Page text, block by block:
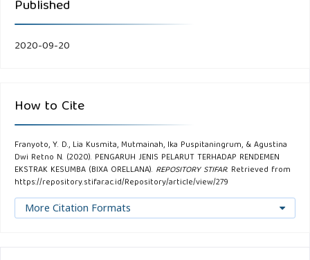
Published
2020-09-20
How to Cite
Franyoto, Y. D., Lia Kusmita, Mutmainah, Ika Puspitaningrum, & Agustina
Dwi Retno N. (2020). PENGARUH JENIS PELARUT TERHADAP RENDEMEN
EKSTRAK KESUMBA (BIXA ORELLANA). REPOSITORY STIFAR. Retrieved from
https://repository.stifar.ac.id/Repository/article/view/279
More Citation Formats